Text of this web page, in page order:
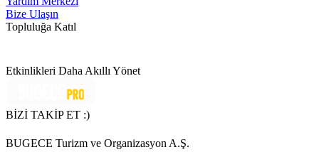
Bize Ulaşın
Topluluğa Katıl
Etkinlikleri Daha Akıllı Yönet
BİZİ TAKİP ET :)
BUGECE Turizm ve Organizasyon A.Ş.